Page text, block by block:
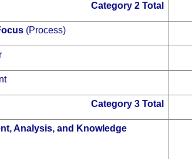
Category 2 Total
(Process)
Category 3 Total
Analysis, and Knowledge